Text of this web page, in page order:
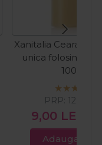
Xanitalia Ceara de
unica folosinta
100ml
9,00 LEI
PRP: 12,00
Adauga in